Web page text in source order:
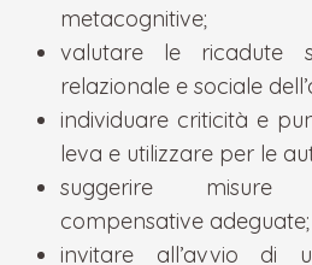
metacognitive;
valutare le ricadute
relazionale e sociale
individuare criticità e
leva e utilizzare per le
suggerire misure
compensative adeguate;
invitare all’avvio di